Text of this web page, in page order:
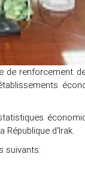
renforcement
République d'Irak.
suivants: